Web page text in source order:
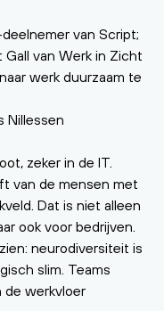
van Script;
van Werk in Zicht
werk duurzaam te
Nillessen
zeker in de IT.
van de mensen met
Dat is niet alleen
ook voor bedrijven.
neurodiversiteit is
slim. Teams
werkvloer